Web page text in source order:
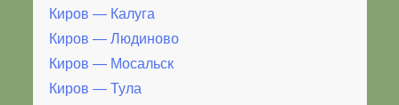
Киров — Калуга
Киров — Людиново
Киров — Мосальск
Киров — Тула